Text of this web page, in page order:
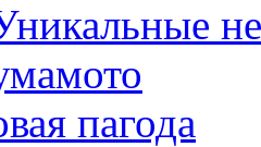
пагода